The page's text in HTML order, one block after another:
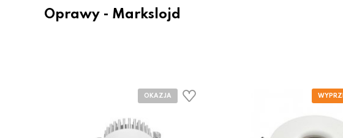
Oprawy - Markslojd